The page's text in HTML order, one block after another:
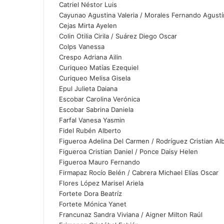
Catriel Néstor Luis
Cayunao Agustina Valeria / Morales Fernando
Cejas Mirta Ayelen
Colin Otilia Cirila / Suárez Diego Oscar
Colps Vanessa
Crespo Adriana Ailin
Curiqueo Matías Ezequiel
Curiqueo Melisa Gisela
Epul Julieta Daiana
Escobar Carolina Verónica
Escobar Sabrina Daniela
Farfal Vanesa Yasmin
Fidel Rubén Alberto
Figueroa Adelina Del Carmen / Rodríguez Cristian
Figueroa Cristian Daniel / Ponce Daisy Helen
Figueroa Mauro Fernando
Firmapaz Rocío Belén / Cabrera Michael Elías Oscar
Flores López Marisel Ariela
Fortete Dora Beatríz
Fortete Mónica Yanet
Francunaz Sandra Viviana / Aigner Milton Raúl